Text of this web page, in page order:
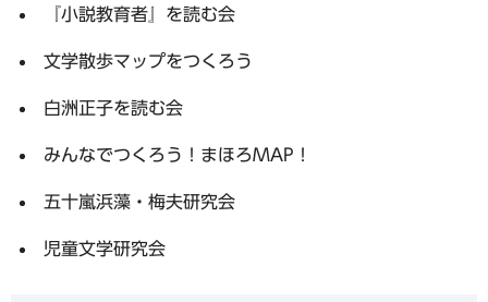
『小説教育者』を読む会
文学散歩マップをつくろう
白洲正子を読む会
みんなでつくろう！まほろMAP！
五十嵐浜藻・梅夫研究会
児童文学研究会